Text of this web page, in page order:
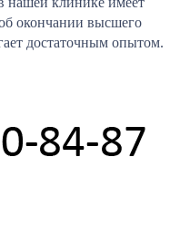
окончании высшего
достаточным опытом.